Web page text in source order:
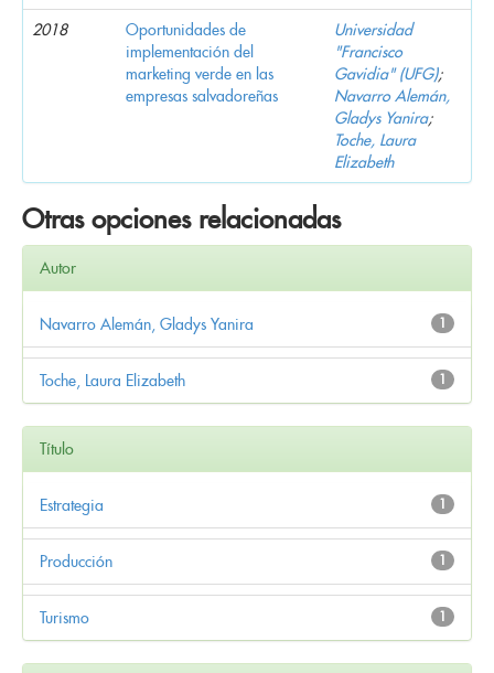
2018
Oportunidades de
implementación del
marketing verde en las
empresas salvadoreñas
Universidad
"Francisco
Gavidia" (UFG);
Navarro Alemán,
Gladys Yanira;
Toche, Laura
Elizabeth
Otras opciones relacionadas
Autor
1
Navarro Alemán, Gladys Yanira
1
Toche, Laura Elizabeth
Título
1
Estrategia
1
Producción
1
Turismo